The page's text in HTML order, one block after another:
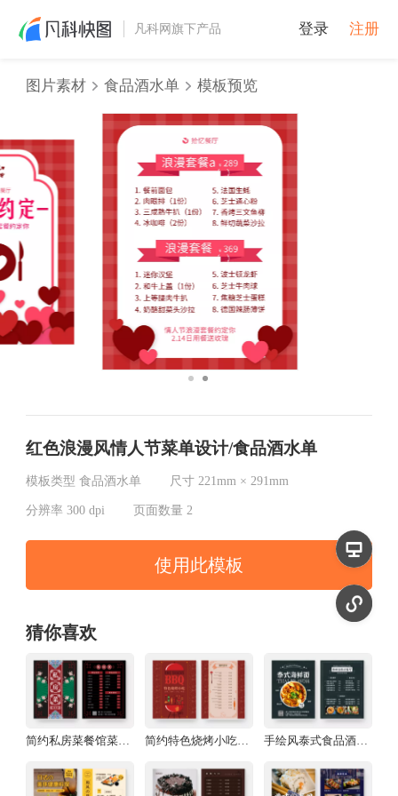
凡科网旗下产品 登录 注册
图片素材 食品酒水单 模板预览
红色浪漫风情人节菜单设计/食品酒水单
模板类型 食品酒水单 尺寸 221mm × 291mm
分辨率 300 dpi 页面数量 2
使用此模板
猜你喜欢
简约私房菜餐馆菜单设计食品酒水单 简约特色烧烤小吃食品酒水单 手绘风泰式食品酒水单